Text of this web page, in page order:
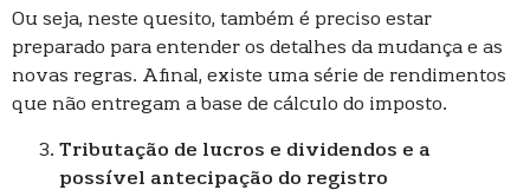
Ou seja, neste quesito, também é preciso estar
preparado para entender os detalhes da mudança e as
novas regras. Afinal, existe uma série de rendimentos
que não entregam a base de cálculo do imposto.
Tributação de lucros e dividendos e a
possível antecipação do registro